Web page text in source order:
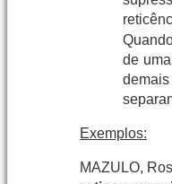
de
Exemplos:
MAZULO,